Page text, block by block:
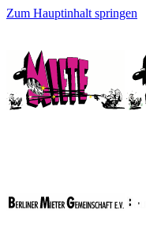
Zum Hauptinhalt springen